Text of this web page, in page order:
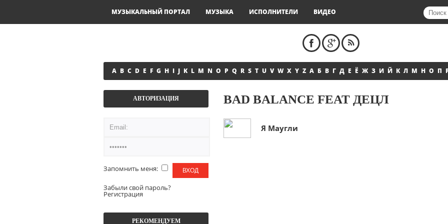
МУЗЫКАЛЬНЫЙ ПОРТАЛ МУЗЫКА ИСПОЛНИТЕЛИ ВИДЕО
A B C D E F G H I J K L M N O P Q R S T U V W X Y Z А Б В Г Д Е Ё Ж З И Й К Л М Н О П
АВТОРИЗАЦИЯ
Запомнить меня:
Забыли свой пароль?
Регистрация
РЕКОМЕНДУЕМ
BAD BALANCE FEAT ДЕЦЛ
Я Маугли